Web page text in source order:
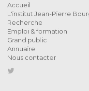
Accueil
L'institut Jean-Pierre
Recherche
Emploi & formation
Grand public
Annuaire
Nous contacter